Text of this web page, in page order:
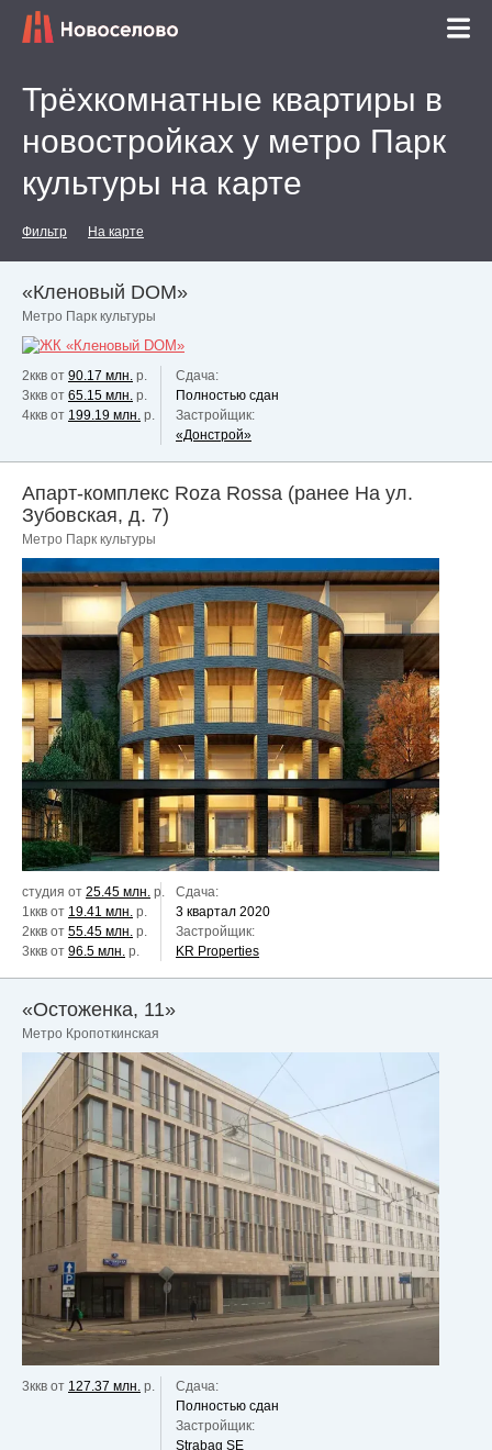
Трёхкомнатные квартиры в
новостройках у метро Парк
культуры на карте
Фильтр На карте
«Кленовый DOM»
Метро Парк культуры
2ккв от 90.17 млн. р.
3ккв от 65.15 млн. р.
4ккв от 199.19 млн. р.
Сдача:
Полностью сдан
Застройщик:
«Донстрой»
Апарт-комплекс Roza Rossa (ранее На ул.
Зубовская, д. 7)
Метро Парк культуры
студия от 25.45 млн. р.
1ккв от 19.41 млн. р.
2ккв от 55.45 млн. р.
3ккв от 96.5 млн. р.
Сдача:
3 квартал 2020
Застройщик:
KR Properties
«Остоженка, 11»
Метро Кропоткинская
3ккв от 127.37 млн. р.
Сдача:
Полностью сдан
Застройщик:
Strabag SE